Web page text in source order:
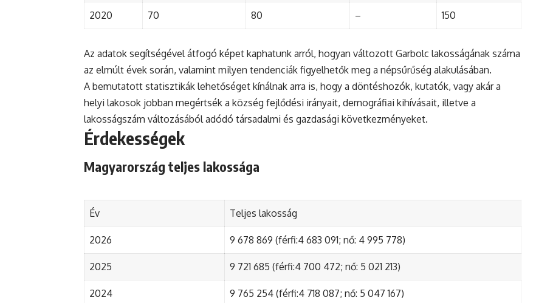
2020 70 80 – 150
Az adatok segítségével átfogó képet kaphatunk arról, hogyan változott Garbolc lakosságának száma
az elmúlt évek során, valamint milyen tendenciák figyelhetők meg a népsűrűség alakulásában.
A bemutatott statisztikák lehetőséget kínálnak arra is, hogy a döntéshozók, kutatók, vagy akár a
helyi lakosok jobban megértsék a község fejlődési irányait, demográfiai kihívásait, illetve a
lakosságszám változásából adódó társadalmi és gazdasági következményeket.
Érdekességek
Magyarország teljes lakossága
Év Teljes lakosság
2026 9 678 869 (férfi:4 683 091; nő: 4 995 778)
2025 9 721 685 (férfi:4 700 472; nő: 5 021 213)
2024 9 765 254 (férfi:4 718 087; nő: 5 047 167)